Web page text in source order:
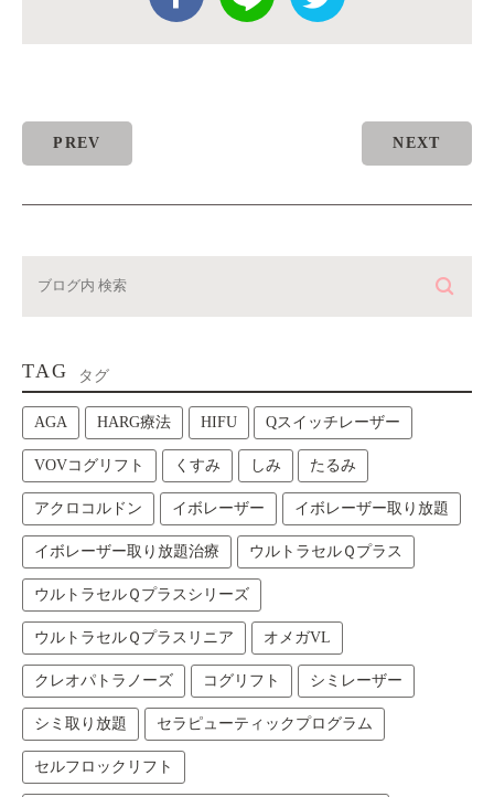
PREV NEXT
TAG タグ
AGA HARG療法 HIFU Qスイッチレーザー
VOVコグリフト くすみ しみ たるみ
アクロコルドン イボレーザー イボレーザー取り放題
イボレーザー取り放題治療 ウルトラセルＱプラス
ウルトラセルＱプラスシリーズ
ウルトラセルＱプラスリニア オメガVL
クレオパトラノーズ コグリフト シミレーザー
シミ取り放題 セラピューティックプログラム
セルフロックリフト